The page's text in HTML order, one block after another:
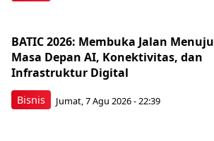
Bisnis
BATIC 2026: Membuka Jalan Menuju
Masa Depan AI, Konektivitas, dan
Infrastruktur Digital
Jumat, 7 Agu 2026 - 22:39